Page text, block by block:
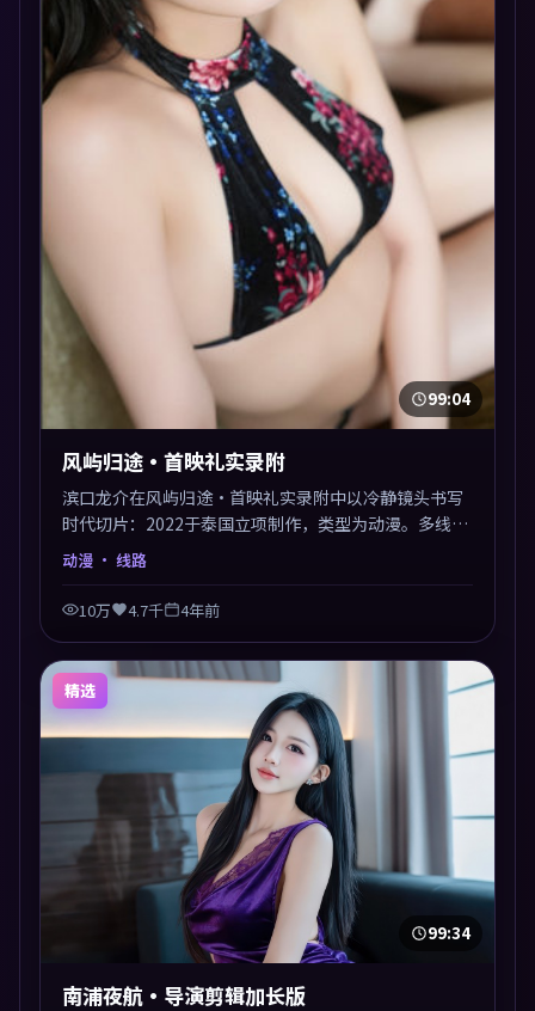
99:04
风屿归途·首映礼实录附
滨口龙介在风屿归途·首映礼实录附中以冷静镜头书写
时代切片：2022于泰国立项制作，类型为动漫。多线叙
事交汇于终局，真相与救赎并行，适合喜欢细读表演的
影迷。摄影与配乐高度统一，城市夜景与内心戏互为镜
像。
动漫 · 线路
10万 4.7千 4年前
精选
99:34
南浦夜航·导演剪辑加长版